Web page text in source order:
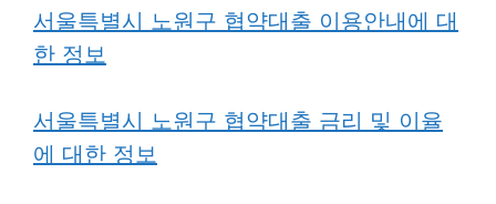
서울특별시 노원구 협약대출 이용안내에 대
한 정보
서울특별시 노원구 협약대출 금리 및 이율
에 대한 정보